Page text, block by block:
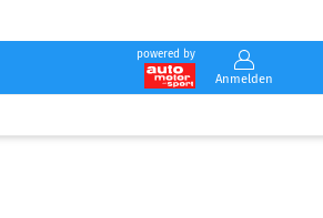
powered by
Anmelden